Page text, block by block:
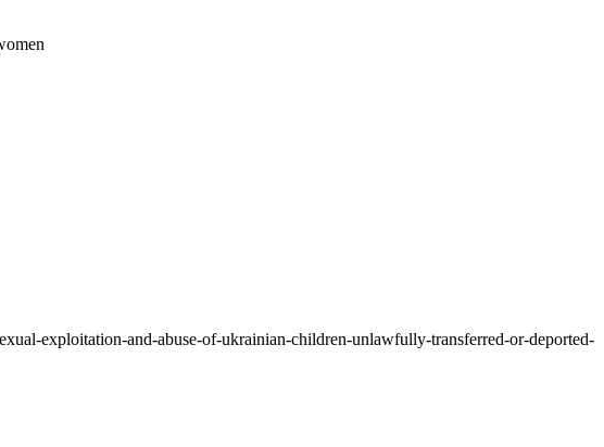
exploitation-and-abuse-of-ukrainian-children-unlawfully-transferred-or-deported-